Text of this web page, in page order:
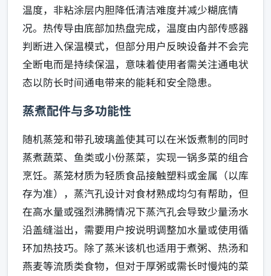
温度，非粘涂层内胆降低清洁难度并减少糊底情
况。热传导由底部加热盘完成，温度由内部传感器
判断进入保温模式，但部分用户反映设备并不会完
全断电而是持续保温，意味着使用者需关注通电状
态以防长时间通电带来的能耗和安全隐患。
蒸煮配件与多功能性
随机蒸笼和带孔玻璃盖使其可以在米饭煮制的同时
蒸煮蔬菜、鱼类或小份蒸菜，实现一锅多菜的组合
烹饪。蒸笼材质为轻质食品接触塑料或金属（以库
存为准），蒸汽孔设计对食材熟成均匀有帮助，但
在高水量或强烈沸腾情况下蒸汽孔会导致少量汤水
沿盖缝溢出，需要用户按说明调整加水量或使用循
环加热技巧。除了蒸米该机也适用于煮粥、热汤和
燕麦等流质类食物，但对于厚粥或需长时慢炖的菜